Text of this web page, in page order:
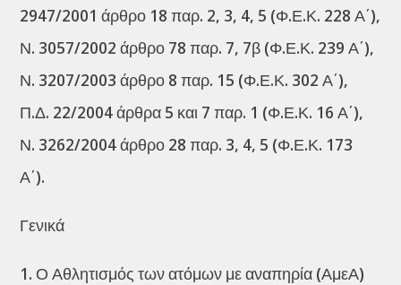
2947/2001 άρθρο 18 παρ. 2, 3, 4, 5 (Φ.Ε.Κ. 228 Α΄),
Ν. 3057/2002 άρθρο 78 παρ. 7, 7β (Φ.Ε.Κ. 239 Α΄),
Ν. 3207/2003 άρθρο 8 παρ. 15 (Φ.Ε.Κ. 302 Α΄),
Π.Δ. 22/2004 άρθρα 5 και 7 παρ. 1 (Φ.Ε.Κ. 16 Α΄),
Ν. 3262/2004 άρθρο 28 παρ. 3, 4, 5 (Φ.Ε.Κ. 173
Α΄).
Γενικά
1. Ο Αθλητισμός των ατόμων με αναπηρία (ΑμεΑ)